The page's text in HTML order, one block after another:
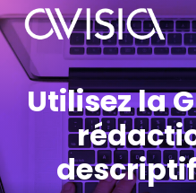
Utilisez la